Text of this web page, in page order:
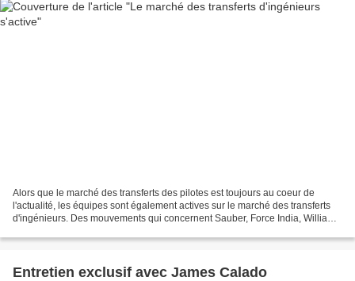
Alors que le marché des transferts des pilotes est toujours au coeur de
l'actualité, les équipes sont également actives sur le marché des transferts
d'ingénieurs. Des mouvements qui concernent Sauber, Force India, Williams,
Entretien exclusif avec James Calado